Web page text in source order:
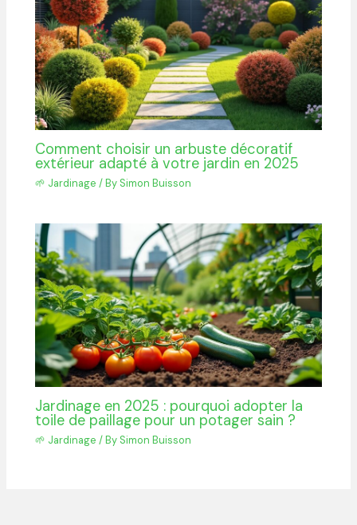
Comment choisir un arbuste décoratif
extérieur adapté à votre jardin en 2025
🌱 Jardinage / By Simon Buisson
Jardinage en 2025 : pourquoi adopter la
toile de paillage pour un potager sain ?
🌱 Jardinage / By Simon Buisson